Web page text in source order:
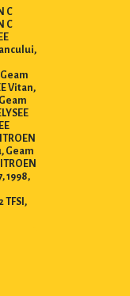
C
C
Geam
Vitan,
Geam
1998,
TFSI,